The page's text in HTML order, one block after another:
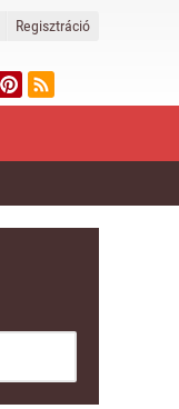
Regisztráció